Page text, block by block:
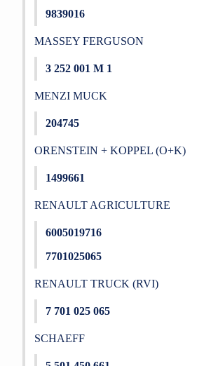
9839016
MASSEY FERGUSON
3 252 001 M 1
MENZI MUCK
204745
ORENSTEIN + KOPPEL (O+K)
1499661
RENAULT AGRICULTURE
6005019716
7701025065
RENAULT TRUCK (RVI)
7 701 025 065
SCHAEFF